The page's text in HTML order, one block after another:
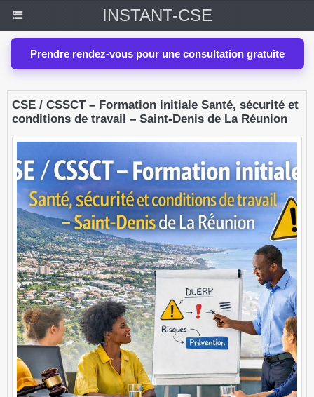
INSTANT-CSE
Prendre rendez-vous pour une consultation gratuite
CSE / CSSCT – Formation initiale Santé, sécurité et
conditions de travail – Saint-Denis de La Réunion